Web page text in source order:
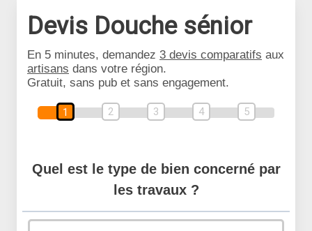
Devis Douche sénior
En 5 minutes, demandez 3 devis comparatifs aux
artisans dans votre région.
Gratuit, sans pub et sans engagement.
1 2 3 4 5
Quel est le type de bien concerné par
les travaux ?